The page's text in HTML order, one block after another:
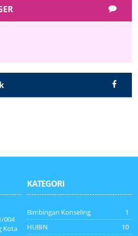
004
Kota
KATEGORI
Bimbingan Konseling
1
HUBIN
10